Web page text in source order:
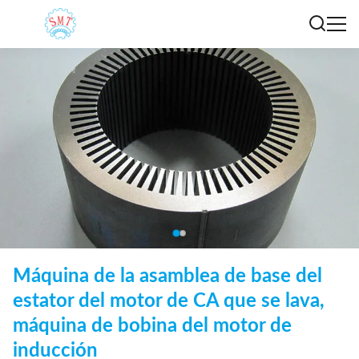
Máquina de la asamblea de base del
estator del motor de CA que se lava,
máquina de bobina del motor de
inducción